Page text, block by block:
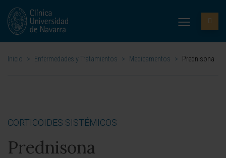
Inicio > Enfermedades y Tratamientos > Medicamentos > Prednisona
CORTICOIDES SISTÉMICOS
Prednisona